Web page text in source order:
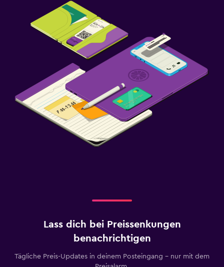
Lass dich bei Preissenkungen
benachrichtigen
Tägliche Preis-Updates in deinem Posteingang – nur mit dem